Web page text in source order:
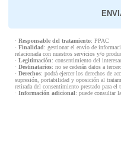
· Responsable del tratamiento: PPAC
· Finalidad: gestionar el envío de
relacionada con nuestros servicios y/o
· Legitimación: consentimiento del
· Destinatarios: no se cederán datos a
· Derechos: podrá ejercer los derechos de
supresión, portabilidad y oposición al
retirada del consentimiento prestado para el
· Información adicional: puede consultar